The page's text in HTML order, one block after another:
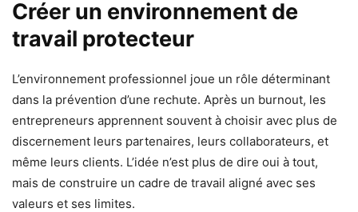
Créer un environnement de
travail protecteur
L’environnement professionnel joue un rôle déterminant
dans la prévention d’une rechute. Après un burnout, les
entrepreneurs apprennent souvent à choisir avec plus de
discernement leurs partenaires, leurs collaborateurs, et
même leurs clients. L’idée n’est plus de dire oui à tout,
mais de construire un cadre de travail aligné avec ses
valeurs et ses limites.